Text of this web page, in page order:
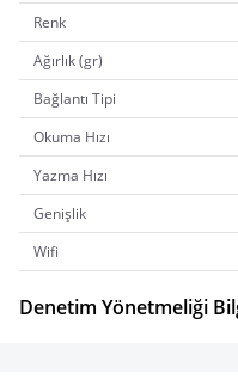
Renk
Ağırlık (gr)
Bağlantı Tipi
Okuma Hızı
Yazma Hızı
Genişlik
Wifi
Denetim Yönetmeliği